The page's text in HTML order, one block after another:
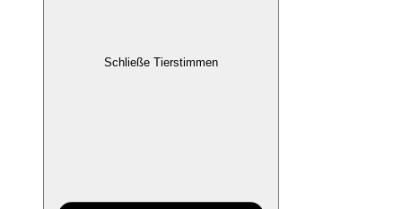
Schließe Tierstimmen